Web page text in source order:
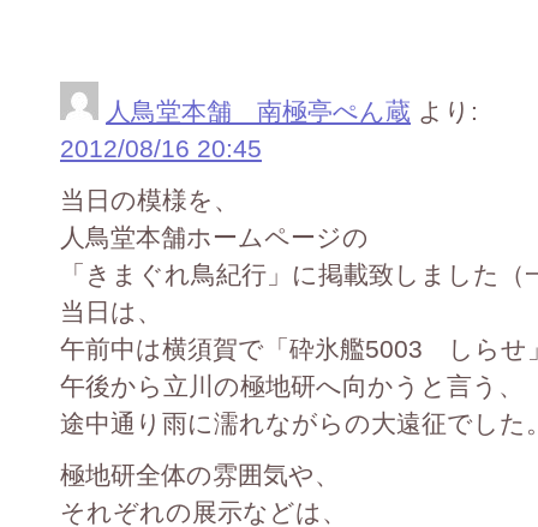
人鳥堂本舗 南極亭ぺん蔵 より:
2012/08/16 20:45
当日の模様を、
人鳥堂本舗ホームページの
「きまぐれ鳥紀行」に掲載致しました（
当日は、
午前中は横須賀で「砕氷艦5003 しらせ
午後から立川の極地研へ向かうと言う、
途中通り雨に濡れながらの大遠征でした
極地研全体の雰囲気や、
それぞれの展示などは、